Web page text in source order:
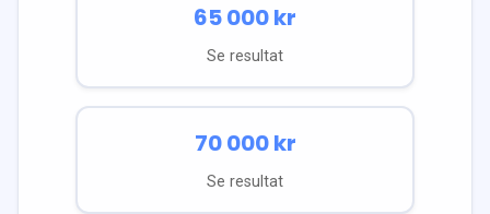
65 000kr
Se resultat
70 000kr
Se resultat